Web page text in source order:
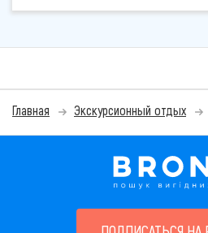
Главная Экскурсионный отдых